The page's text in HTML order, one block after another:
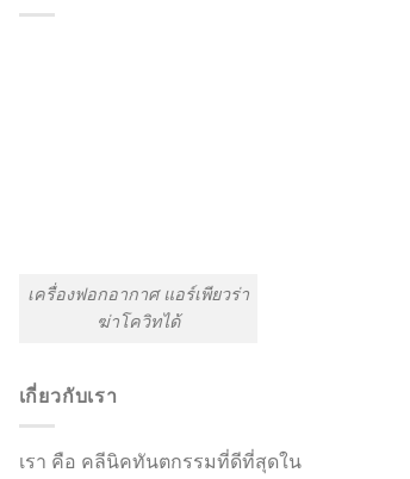
เครื่องฟอกอากาศ แอร์เพียวร่า
ฆ่าโควิทได้
เกี่ยวกับเรา
เรา คือ คลีนิคทันตกรรมที่ดีที่สุดใน